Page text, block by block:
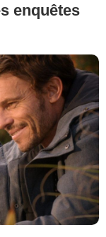
enquêtes